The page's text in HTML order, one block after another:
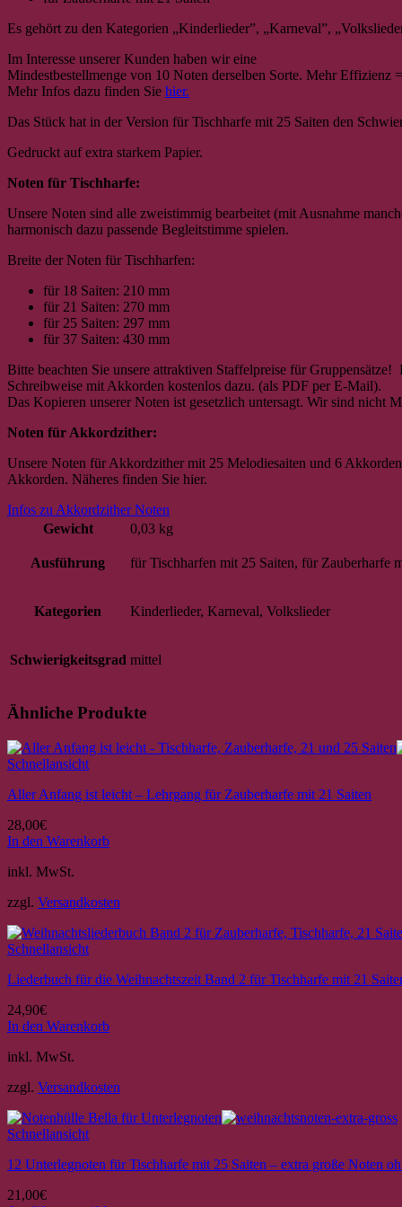
Es gehört zu den Kategorien „Kinderlieder”, „Karneval”,
Im Interesse unserer Kunden haben wir eine
Mindestbestellmenge von 10 Noten derselben Sorte. Mehr Effizienz
Mehr Infos dazu finden Sie hier.
Das Stück hat in der Version für Tischharfe mit 25 Saiten den
Gedruckt auf extra starkem Papier.
Noten für Tischharfe:
Unsere Noten sind alle zweistimmig bearbeitet (mit Ausnahme
harmonisch dazu passende Begleitstimme spielen.
Breite der Noten für Tischharfen:
für 18 Saiten: 210 mm
für 21 Saiten: 270 mm
für 25 Saiten: 297 mm
für 37 Saiten: 430 mm
Bitte beachten Sie unsere attraktiven Staffelpreise für
Schreibweise mit Akkorden kostenlos dazu. (als PDF per E-Mail).
Das Kopieren unserer Noten ist gesetzlich untersagt. Wir sind
Noten für Akkordzither:
Unsere Noten für Akkordzither mit 25 Melodiesaiten und 6
Akkorden. Näheres finden Sie hier.
Infos zu Akkordzither Noten
Gewicht
0,03 kg
Ausführung für Tischharfen mit 25 Saiten, für Zauberharfe
Kategorien Kinderlieder, Karneval, Volkslieder
Schwierigkeitsgrad mittel
Ähnliche Produkte
Schnellansicht
Aller Anfang ist leicht – Lehrgang für Zauberharfe mit 21 Saiten
28,00€
In den Warenkorb
inkl. MwSt.
zzgl. Versandkosten
Schnellansicht
Liederbuch für die Weihnachtszeit Band 2 für Tischharfe mit 21
24,90€
In den Warenkorb
inkl. MwSt.
zzgl. Versandkosten
Schnellansicht
12 Unterlegnoten für Tischharfe mit 25 Saiten – extra große Noten
21,00€